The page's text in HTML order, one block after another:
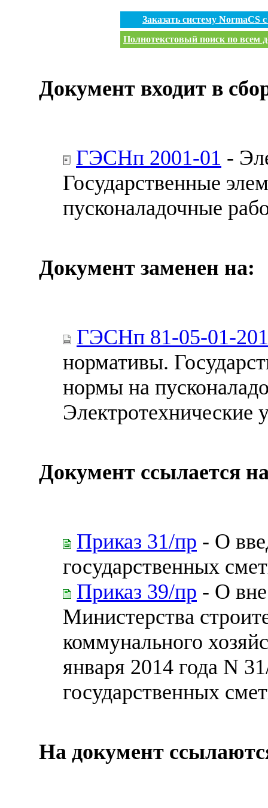
Заказать систему
Полнотекстовый поиск по всем
Документ входит в
ГЭСНп 2001-01 -
Государственные
пусконаладочные
Документ заменен на:
ГЭСНп 81-05-01-
нормативы.
нормы на
Электротехнические
Документ ссылается
Приказ 31/пр - О
государственных
Приказ 39/пр - О
Министерства
коммунального
января 2014 года N
государственных
На документ